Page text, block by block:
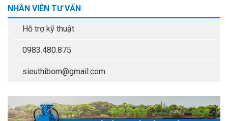
NHÂN VIÊN TƯ VẤN
Hỗ trợ kỹ thuật
0983.480.875
sieuthibom@gmail.com